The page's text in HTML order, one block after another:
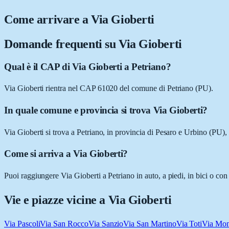
Come arrivare aVia Gioberti
Domande frequenti su Via Gioberti
Qual è il CAP di Via Gioberti a Petriano?
Via Gioberti rientra nel CAP 61020 del comune di Petriano (PU).
In quale comune e provincia si trova Via Gioberti?
Via Gioberti si trova a Petriano, in provincia di Pesaro e Urbino (PU),
Come si arriva a Via Gioberti?
Puoi raggiungere Via Gioberti a Petriano in auto, a piedi, in bici o
Vie e piazze vicine a Via Gioberti
Via PascoliVia San RoccoVia SanzioVia San MartinoVia TotiVia